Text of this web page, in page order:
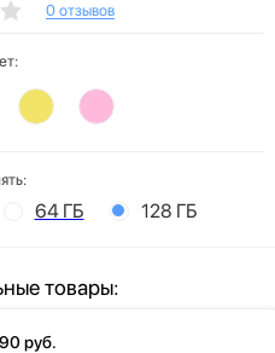
0 отзывов
64 ГБ 128 ГБ
товары:
руб.